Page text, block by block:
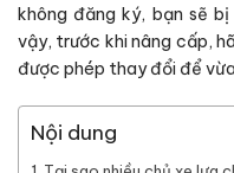
không đăng ký, bạn sẽ
vậy, trước khi nâng cấp,
được phép thay đổi để
Nội dung